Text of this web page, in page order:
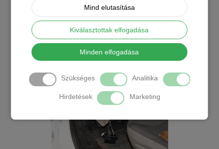
Mind elutasítása
Kiválasztottak elfogadása
Minden elfogadása
Szükséges Analitika
Hirdetések Marketing